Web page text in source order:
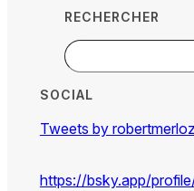
RECHERCHER
Search
SOCIAL
Tweets by
https://bsky.app/